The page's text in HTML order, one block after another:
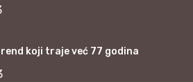
koji traje već 77 godina